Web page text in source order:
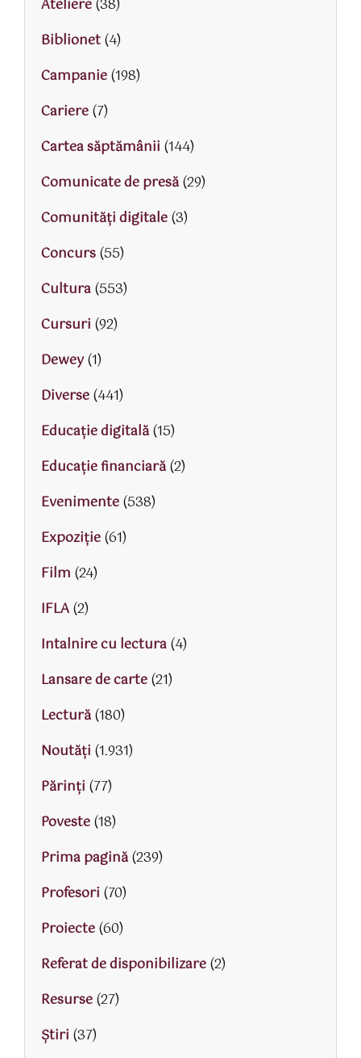
Ateliere(38)
Biblionet(4)
Campanie(198)
Cariere(7)
Cartea săptămânii (144)
Comunicate de presă(29)
Comunități digitale(3)
Concurs(55)
Cultura(553)
Cursuri (92)
Dewey(1)
Diverse(441)
Educaţie digitală(15)
Educaţie financiară(2)
Evenimente(538)
Expoziție(61)
Film (24)
IFLA(2)
Intalnire cu lectura(4)
Lansare de carte(21)
Lectură(180)
Noutăți (1.931)
Părinţi (77)
Poveste(18)
Prima pagină(239)
Profesori (70)
Proiecte(60)
Referat de disponibilizare(2)
Resurse(27)
Știri (37)